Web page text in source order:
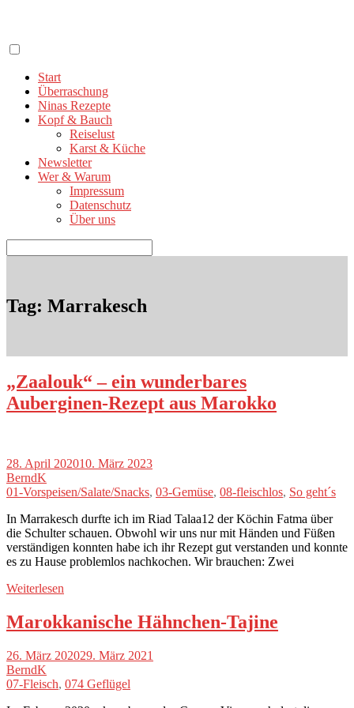
springen
Start
Überraschung
Ninas Rezepte
Kopf & Bauch
Reiselust
Karst & Küche
Newsletter
Wer & Warum
Impressum
Datenschutz
Über uns
nach:
Tag: Marrakesch
„Zaalouk“ – ein wunderbares
Auberginen-Rezept aus Marokko
28. April 202010. März 2023
BerndK
01-Vorspeisen/Salate/Snacks, 03-Gemüse, 08-fleischlos, So geht´s
In Marrakesch durfte ich im Riad Talaa12 der Köchin Fatma über
die Schulter schauen. Obwohl wir uns nur mit Händen und Füßen
verständigen konnten habe ich ihr Rezept gut verstanden und konnte
es zu Hause problemlos nachkochen. Wir brauchen: Zwei
Weiterlesen
Marokkanische Hähnchen-Tajine
26. März 202029. März 2021
BerndK
07-Fleisch, 074 Geflügel